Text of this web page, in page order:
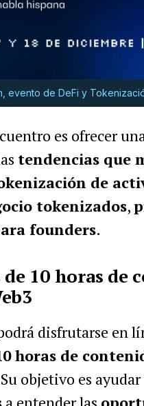
evento de DeFi y
es ofrecer
tendencias que
de
tokenizados,
founders.
de 10 horas de
disfrutarse en
horas de
objetivo es